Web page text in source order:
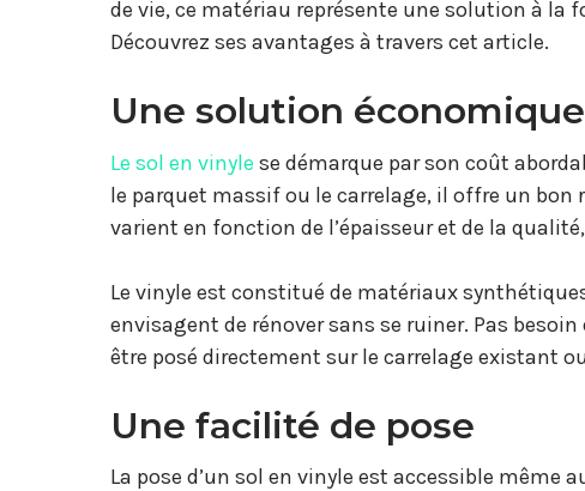
de vie, ce matériau représente une solution à la
Découvrez ses avantages à travers cet article.
Une solution
Le sol en vinyle se démarque par son coût
le parquet massif ou le carrelage, il offre un
varient en fonction de l’épaisseur et de la
Le vinyle est constitué de matériaux
envisagent de rénover sans se ruiner. Pas
être posé directement sur le carrelage existant
Une facilité de pose
La pose d’un sol en vinyle est accessible même